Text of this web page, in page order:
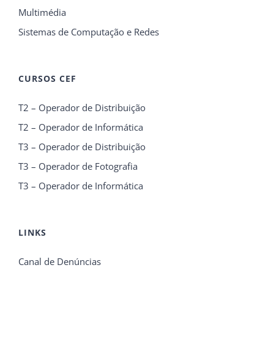
Multimédia
Sistemas de Computação e Redes
CURSOS CEF
T2 – Operador de Distribuição
T2 – Operador de Informática
T3 – Operador de Distribuição
T3 – Operador de Fotografia
T3 – Operador de Informática
LINKS
Canal de Denúncias